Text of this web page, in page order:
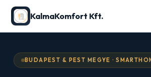
KalmaKomfort Kft.
BUDAPEST & PEST MEGYE ·